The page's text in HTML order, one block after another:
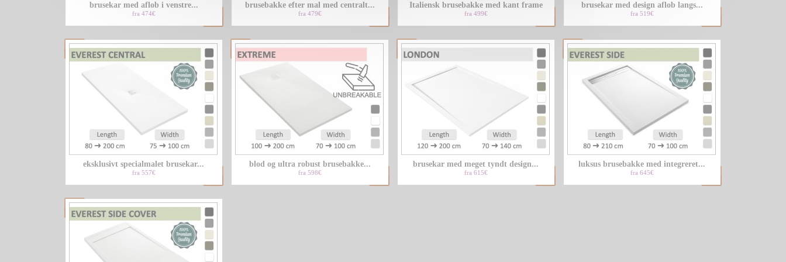
brusekar med aflob i venstre...
fra 474€
brusebakke efter mal med centralt...
fra 479€
Italiensk brusebakke med kant frame
fra 499€
brusekar med design aflob langs...
fra 519€
eksklusivt specialmalet brusekar...
fra 557€
blod og ultra robust brusebakke...
fra 598€
brusekar med meget tyndt design...
fra 615€
luksus brusebakke med integreret...
fra 645€